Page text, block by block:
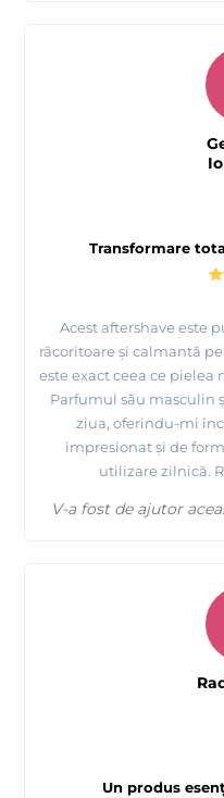
Transformare
Acest aftershave este
răcoritoare și calmantă
este exact ceea ce
Parfumul său masculin
ziua, oferindu-mi
impresionat și de
utilizare zilnică.
V-a fost de ajutor
Un produs